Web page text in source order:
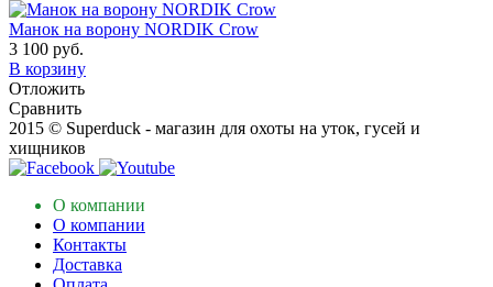
Манок на ворону NORDIK Crow
3 100 руб.
В корзину
Отложить
Сравнить
2015 © Superduck - магазин для охоты на уток, гусей и
хищников
О компании
О компании
Контакты
Доставка